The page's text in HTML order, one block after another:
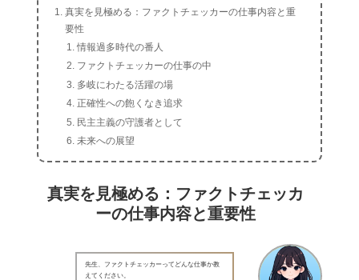
真実を見極める：ファクトチェッカーの仕事内容と重
要性
情報過多時代の番人
ファクトチェッカーの仕事の中
多岐にわたる活躍の場
正確性への飽くなき追求
民主主義の守護者として
未来への展望
真実を見極める：ファクトチェッカ
ーの仕事内容と重要性
先生、ファクトチェッカーってどんな仕事か教
えてください。